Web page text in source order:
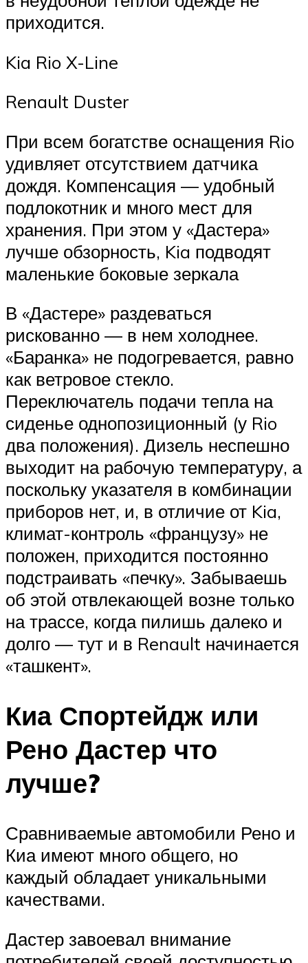
приходится.
Kia Rio X-Line
Renault Duster
При всем богатстве оснащения Rio
удивляет отсутствием датчика
дождя. Компенсация — удобный
подлокотник и много мест для
хранения. При этом у «Дастера»
лучше обзорность, Kia подводят
маленькие боковые зеркала
В «Дастере» раздеваться
рискованно — в нем холоднее.
«Баранка» не подогревается, равно
как ветровое стекло.
Переключатель подачи тепла на
сиденье однопозиционный (у Rio
два положения). Дизель неспешно
выходит на рабочую температуру, а
поскольку указателя в комбинации
приборов нет, и, в отличие от Kia,
климат-контроль «французу» не
положен, приходится постоянно
подстраивать «печку». Забываешь
об этой отвлекающей возне только
на трассе, когда пилишь далеко и
долго — тут и в Renault начинается
«ташкент».
Киа Спортейдж или
Рено Дастер что
лучше?
Сравниваемые автомобили Рено и
Киа имеют много общего, но
каждый обладает уникальными
качествами.
Дастер завоевал внимание